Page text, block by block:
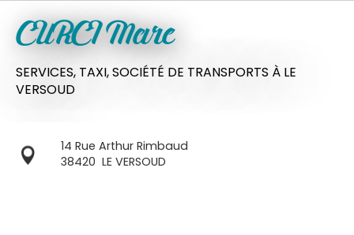
CURCI Marc
SERVICES, TAXI,SOCIÉTÉ DE TRANSPORTS À LE
VERSOUD
14 Rue Arthur Rimbaud
38420 LE VERSOUD